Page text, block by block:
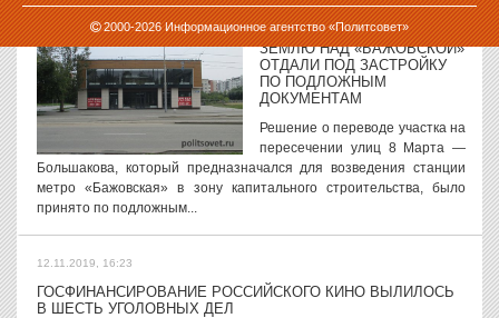
2000-2026Информационное агентство «Политсовет»
12.11.2019, 16:58
ЗЕМЛЮ НАД «БАЖОВСКОЙ»
ОТДАЛИ ПОД ЗАСТРОЙКУ
ПО ПОДЛОЖНЫМ
ДОКУМЕНТАМ
Решение о переводе участка на
пересечении улиц 8 Марта —
Большакова, который предназначался для возведения станции
метро «Бажовская» в зону капитального строительства, было
принято по подложным...
12.11.2019, 16:23
ГОСФИНАНСИРОВАНИЕ РОССИЙСКОГО КИНО ВЫЛИЛОСЬ
В ШЕСТЬ УГОЛОВНЫХ ДЕЛ